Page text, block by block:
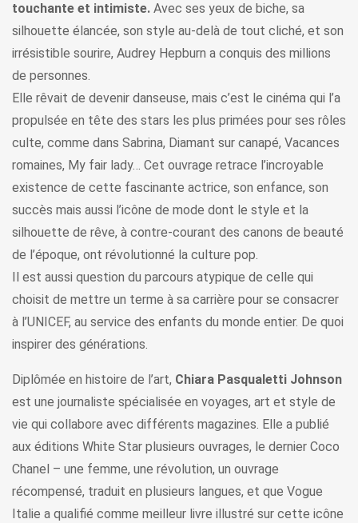
touchante et intimiste. Avec ses yeux de biche, sa
silhouette élancée, son style au-delà de tout cliché, et son
irrésistible sourire, Audrey Hepburn a conquis des millions
de personnes.
Elle rêvait de devenir danseuse, mais c’est le cinéma qui l’a
propulsée en tête des stars les plus primées pour ses rôles
culte, comme dans Sabrina, Diamant sur canapé, Vacances
romaines, My fair lady… Cet ouvrage retrace l’incroyable
existence de cette fascinante actrice, son enfance, son
succès mais aussi l’icône de mode dont le style et la
silhouette de rêve, à contre-courant des canons de beauté
de l’époque, ont révolutionné la culture pop.
Il est aussi question du parcours atypique de celle qui
choisit de mettre un terme à sa carrière pour se consacrer
à l’UNICEF, au service des enfants du monde entier. De quoi
inspirer des générations.
Diplômée en histoire de l’art, Chiara Pasqualetti Johnson
est une journaliste spécialisée en voyages, art et style de
vie qui collabore avec différents magazines. Elle a publié
aux éditions White Star plusieurs ouvrages, le dernier Coco
Chanel – une femme, une révolution, un ouvrage
récompensé, traduit en plusieurs langues, et que Vogue
Italie a qualifié comme meilleur livre illustré sur cette icône